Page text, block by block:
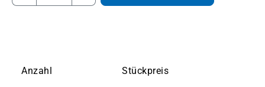
Anzahl Stückpreis